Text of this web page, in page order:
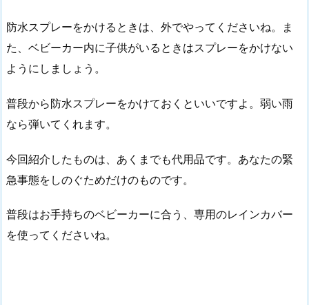
防水スプレーをかけるときは、外でやってくださいね。ま
た、ベビーカー内に子供がいるときはスプレーをかけない
ようにしましょう。
普段から防水スプレーをかけておくといいですよ。弱い雨
なら弾いてくれます。
今回紹介したものは、あくまでも代用品です。あなたの緊
急事態をしのぐためだけのものです。
普段はお手持ちのベビーカーに合う、専用のレインカバー
を使ってくださいね。